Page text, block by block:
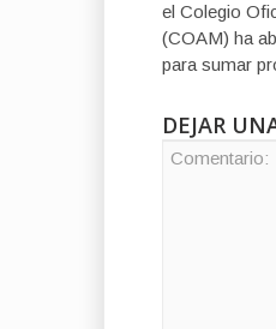
el Colegio
(COAM) ha
para sumar
DEJAR